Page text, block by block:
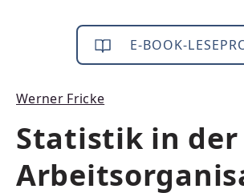
E-BOOK-
Werner Fricke
Statistik in der